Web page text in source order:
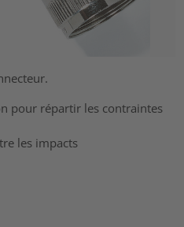
pour répartir les contraintes
les impacts